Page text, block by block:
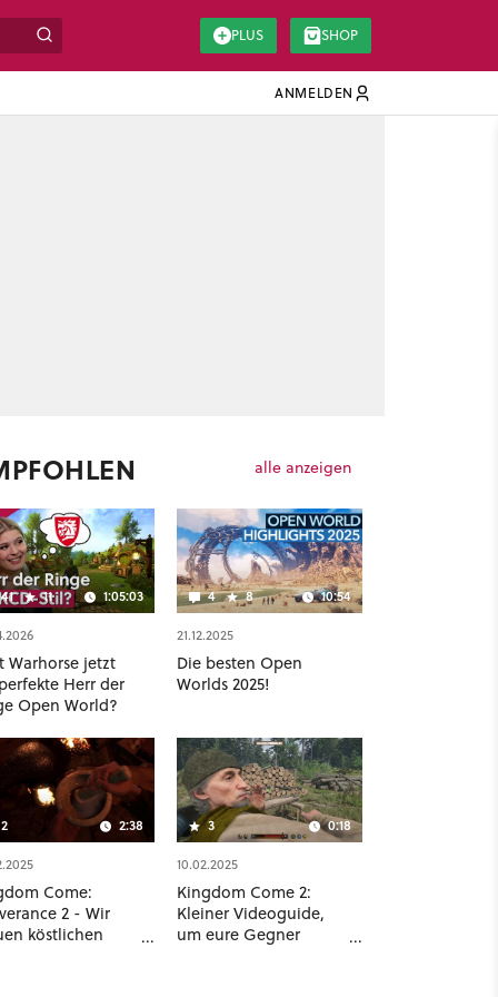
PLUS SHOP
ANMELDEN
alle anzeigen
11 1:05:03
Warhorse jetzt
Herr der
Open World?
4 8 10:54
21.12.2025
Die besten Open
Worlds 2025!
2:38
Come:
2 - Wir
köstlichen
3 0:18
10.02.2025
Kingdom Come 2:
Kleiner Videoguide,
um eure Gegner